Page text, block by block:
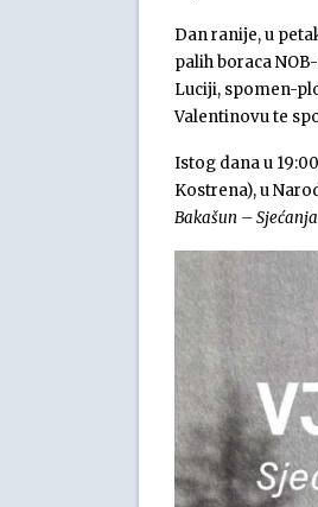
Dan ranije, u
palih boraca
Luciji, spomen-
Valentinovu te
Istog dana u
Kostrena), u
Bakašun –